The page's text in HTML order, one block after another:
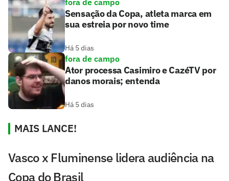
Sensação da Copa, atleta marca em
sua estreia por novo time
Há 5 dias
fora de campo
Ator processa Casimiro e CazéTV por
danos morais; entenda
Há 5 dias
MAIS LANCE!
Vasco x Fluminense lidera audiência na
Copa do Brasil